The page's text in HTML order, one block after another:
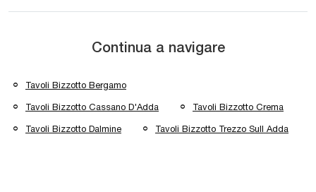
Continua a navigare
Tavoli Bizzotto Bergamo
Tavoli Bizzotto Cassano D'Adda Tavoli Bizzotto Crema
Tavoli Bizzotto Dalmine Tavoli Bizzotto Trezzo Sull Adda